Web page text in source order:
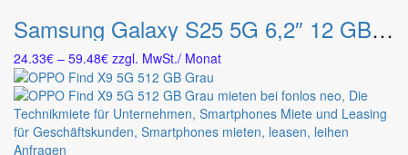
können
der
Produktseite
gewählt
werden
weist
mehrere
Varianten
auf.
Die
Optionen
können
Samsung Galaxy S25 5G 6,2″ 12 GB 128 GB Silver Shadow
24.33€ – 59.48€Preisspanne:
24.33€
bis
59.48€
zzgl. MwSt./ Monat
Anfragen